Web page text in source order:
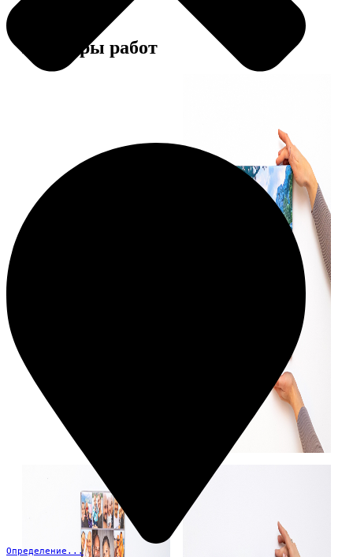
Определение...
Примеры работ